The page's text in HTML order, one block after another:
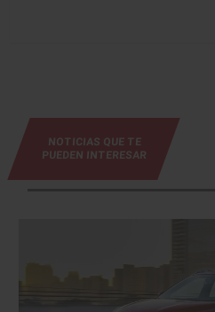
NOTICIAS QUE TE
PUEDEN INTERESAR